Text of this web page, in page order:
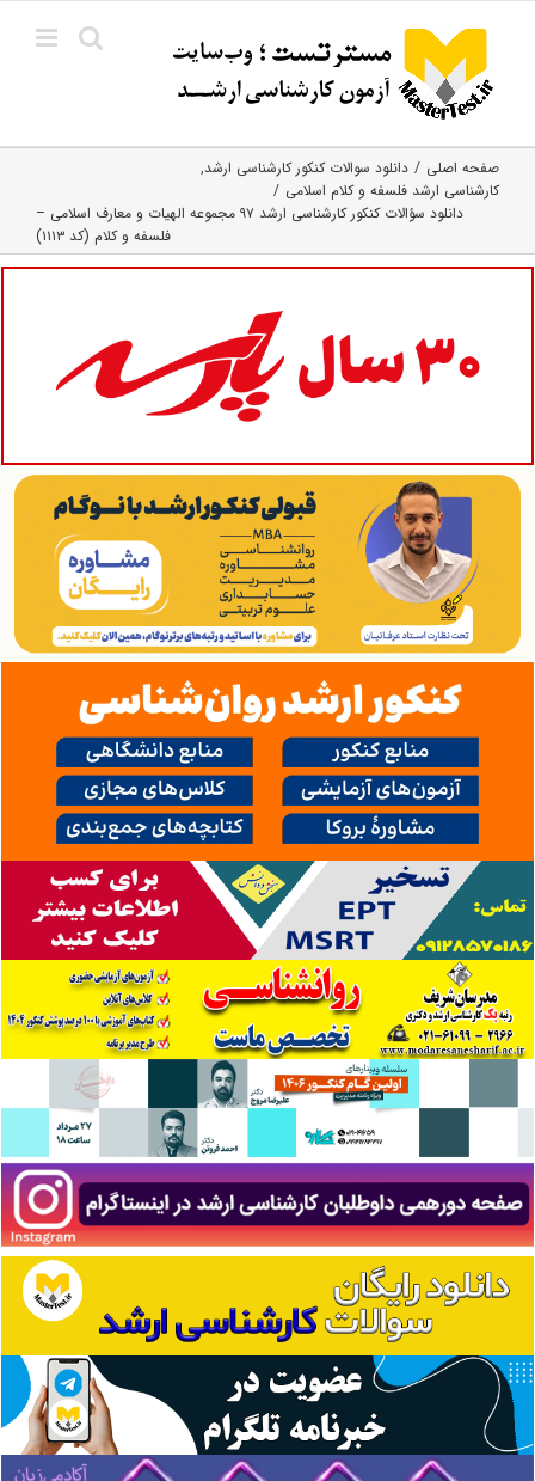
content
صفحه اصلی
دانلود سوالات کنکور کارشناسی ارشد
کارشناسی ارشد فلسفه و کلام اسلامی
دانلود سؤالات کنکور کارشناسی ارشد ۹۷ مجموعه الهیات و معارف اسلامی –
فلسفه و کلام (کد ۱۱۱۳)